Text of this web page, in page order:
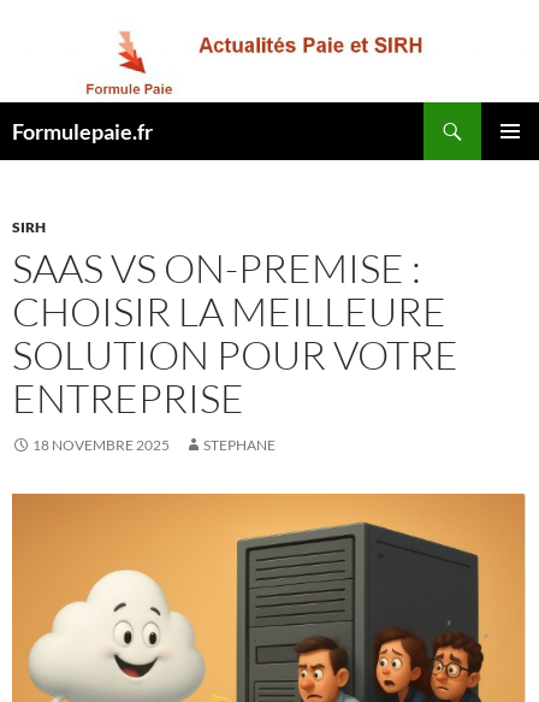
Formulepaie.fr
SIRH
SAAS VS ON-PREMISE :
CHOISIR LA MEILLEURE
SOLUTION POUR VOTRE
ENTREPRISE
18 NOVEMBRE 2025 STEPHANE